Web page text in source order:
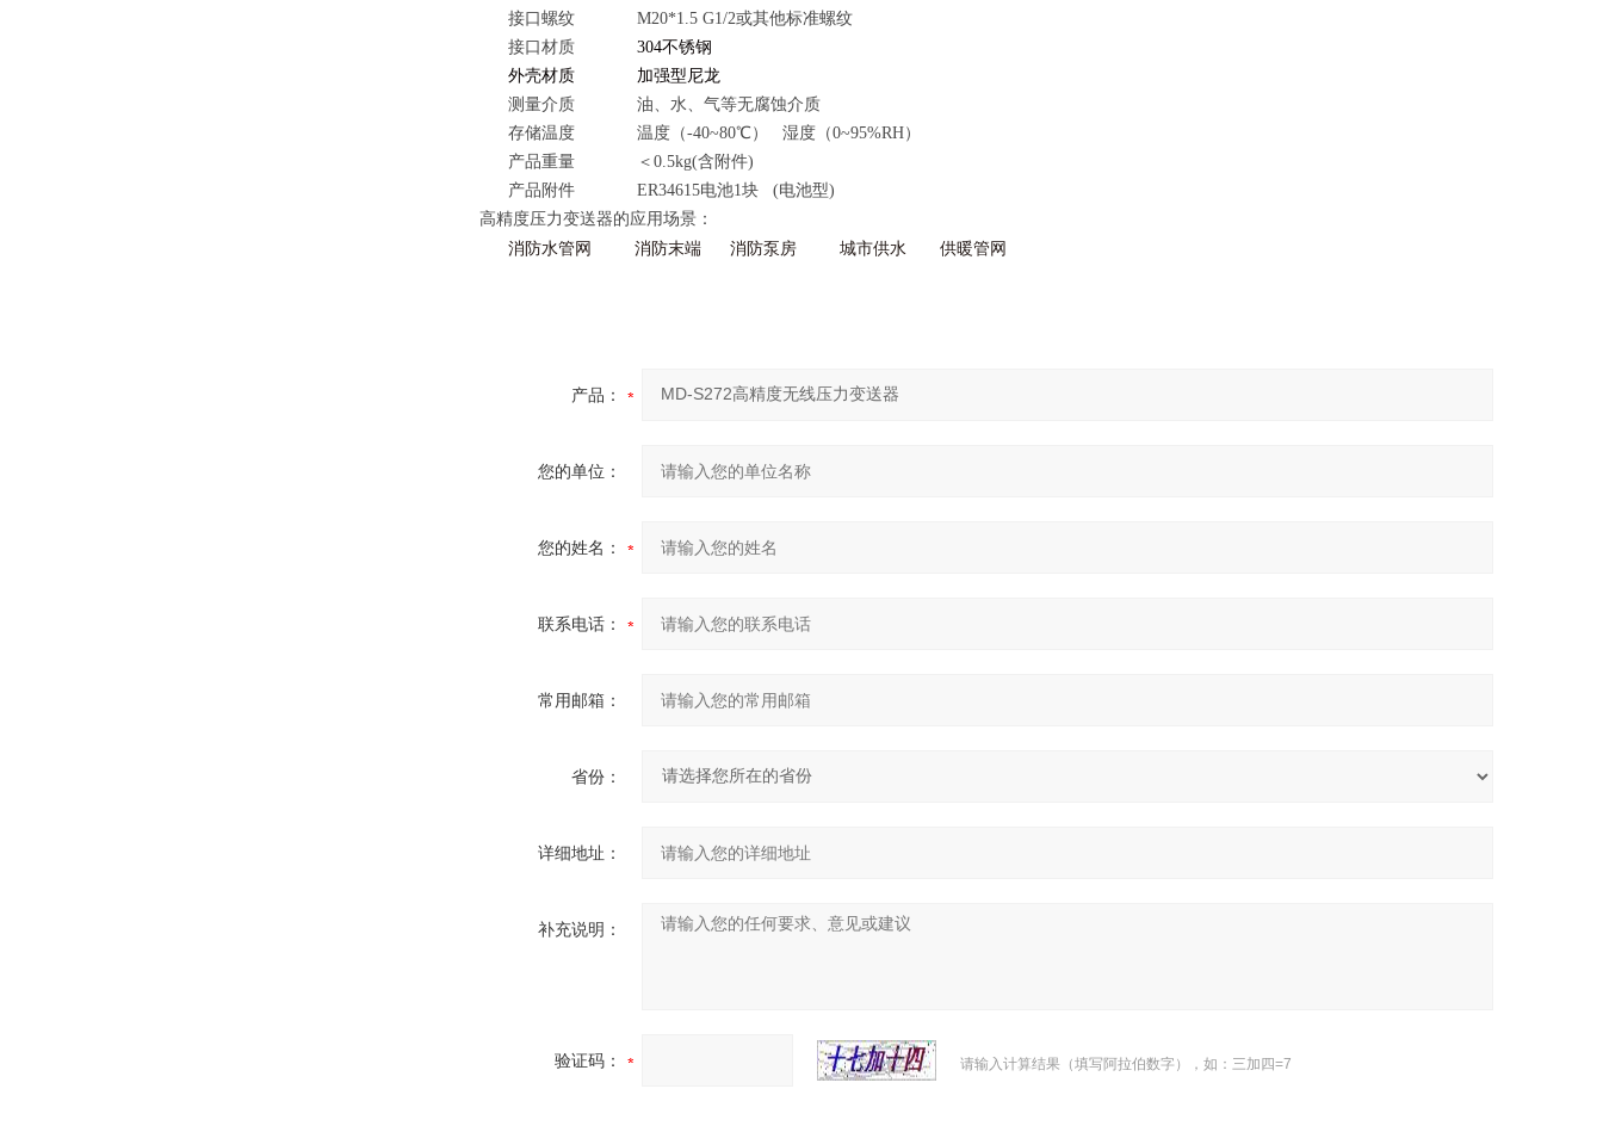
接口螺纹 M20*1.5 G1/2或其他标准螺纹
接口材质 304不锈钢
外壳材质 加强型尼龙
测量介质 油、水、气等无腐蚀介质
存储温度 温度（-40~80℃） 湿度（0~95%RH）
产品重量 ＜0.5kg(含附件)
产品附件 ER34615电池1块 (电池型)
高精度压力变送器的应用场景：
消防水管网
消防末端 消防泵房 城市供水 供暖管网
产品：
您的单位：
您的姓名：
联系电话：
常用邮箱：
省份：
详细地址：
补充说明：
验证码： 请输入计算结果（填写阿拉伯数字），如：三加四=7